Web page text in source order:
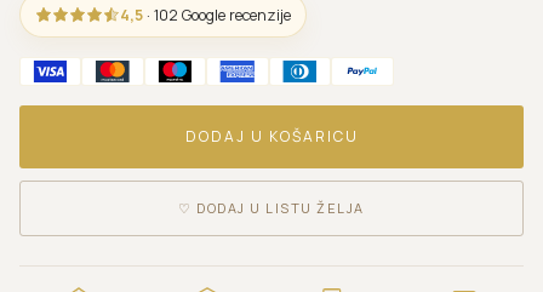
4,5 · 102 Google recenzije
DODAJ U KOŠARICU
♡ DODAJ U LISTU ŽELJA